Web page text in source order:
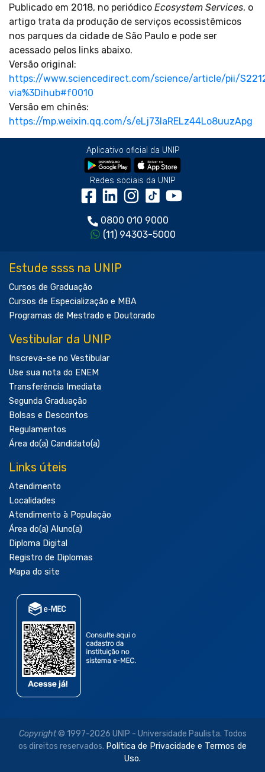
Publicado em 2018, no periódico Ecosystem Services, o
artigo trata da produção de serviços ecossistêmicos
nos parques da cidade de São Paulo e pode ser
acessado pelos links abaixo.
Versão original:
https://www.sciencedirect.com/science/article/pii/
via%3Dihub#f0010
Versão em chinês:
https://mp.weixin.qq.com/s/eLj73IaRELz44Lo8uuzApg
Aplicativo oficial da UNIP
Redes sociais da UNIP
0800 010 9000
(11) 94303-5000
Estude ssss na UNIP
Cursos de Graduação
Cursos de Especialização e MBA
Programas de Mestrado e Doutorado
Vestibular da UNIP
Inscreva-se no Vestibular
Use sua nota do ENEM
Transferência Imediata
Segunda Graduação
Bolsas e Descontos
Regulamentos
Área do(a) Candidato(a)
Links úteis
Atendimento
Localidades
Atendimento à População
Área do(a) Aluno(a)
Diploma Digital
Registro de Diplomas
Mapa do site
Copyright© 1997-2026 UNIP - Universidade Paulista. Todos
os direitos reservados. Política de Privacidade e Termos de
Uso.